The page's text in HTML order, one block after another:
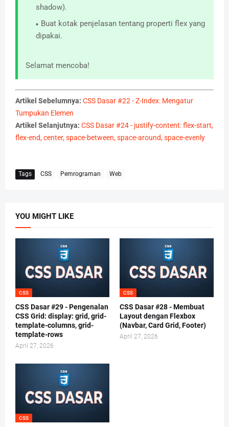
shadow).
Buat kotak penjelasan tentang properti flex yang
dipakai.
Selamat mencoba!
Artikel Sebelumnya: CSS Dasar #22 - Z-Index: Mengatur
Tumpukan Elemen
Artikel Selanjutnya: CSS Dasar #24 - justify-content: flex-start,
flex-end, center, space-between, space-around, space-evenly
Tags CSS Pemrograman Web
YOU MIGHT LIKE
CSS
CSS Dasar #29 - Pengenalan
CSS Grid: display: grid, grid-
template-columns, grid-
template-rows
April 27, 2026
CSS
CSS Dasar #28 - Membuat
Layout dengan Flexbox
(Navbar, Card Grid, Footer)
April 27, 2026
CSS